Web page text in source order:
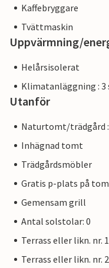
Kaffebryggare
Tvättmaskin
Uppvärmning/
Helårsisolerat
Klimatanläggning : 3
Utanför
Naturtomt/trädgård :
Inhägnad tomt
Trädgårdsmöbler
Gratis p-plats på
Gemensam grill
Antal solstolar: 0
Terrass eller likn. nr.
Terrass eller likn. nr.